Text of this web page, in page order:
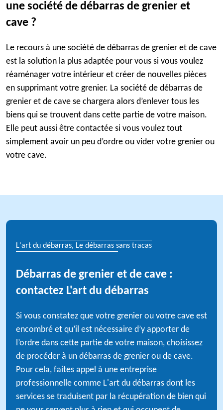
une société de débarras de grenier et
cave ?
Le recours à une société de débarras de grenier et de cave
est la solution la plus adaptée pour vous si vous voulez
réaménager votre intérieur et créer de nouvelles pièces
en supprimant votre grenier. La société de débarras de
grenier et de cave se chargera alors d’enlever tous les
biens qui se trouvent dans cette partie de votre maison.
Elle peut aussi être contactée si vous voulez tout
simplement avoir un peu d’ordre ou vider votre grenier ou
votre cave.
L'art du débarras, Le débarras sans tracas
Débarras de grenier et de cave :
contactez L'art du débarras
Si vous constatez que votre grenier ou votre cave est
encombré et qu’il est nécessaire d’y apporter de
l’ordre dans cette partie de votre maison, choisissez
de procéder à un débarras de grenier ou de cave.
Pour cela, faites appel à une entreprise
professionnelle comme L'art du débarras dont les
services se traduisent par la récupération de bien qui